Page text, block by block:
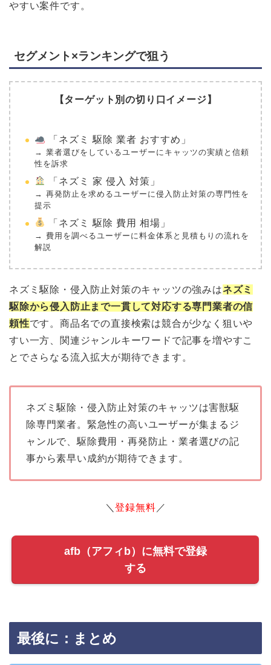
やすい案件です。
セグメント×ランキングで狙う
【ターゲット別の切り口イメージ】
「ネズミ 駆除 業者 おすすめ」
→ 業者選びをしているユーザーにキャッツの実績と信頼
性を訴求
「ネズミ 家 侵入 対策」
→ 再発防止を求めるユーザーに侵入防止対策の専門性を
提示
「ネズミ 駆除 費用 相場」
→ 費用を調べるユーザーに料金体系と見積もりの流れを
解説
ネズミ駆除・侵入防止対策のキャッツの強みはネズミ
駆除から侵入防止まで一貫して対応する専門業者の信
頼性です。商品名での直接検索は競合が少なく狙いや
すい一方、関連ジャンルキーワードで記事を増やすこ
とでさらなる流入拡大が期待できます。
ネズミ駆除・侵入防止対策のキャッツは害獣駆
除専門業者。緊急性の高いユーザーが集まるジ
ャンルで、駆除費用・再発防止・業者選びの記
事から素早い成約が期待できます。
＼登録無料 ／
afb（アフィb）に無料で登録
する
最後に：まとめ